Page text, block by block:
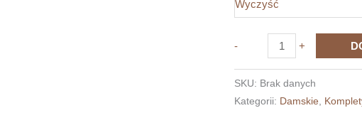
Wyczyść
-
Koszulki
dla
par
+
SKU: Brak danych
Kategorii: Damskie